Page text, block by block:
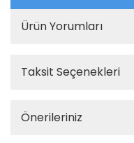
Ürün Yorumları
Taksit Seçenekleri
Önerileriniz